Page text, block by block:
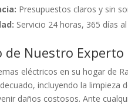
Presupuestos claros y sin
Servicio 24 horas, 365 días
de Nuestro Experto
eléctricos en su hogar de
incluyendo la limpieza
daños costosos. Ante